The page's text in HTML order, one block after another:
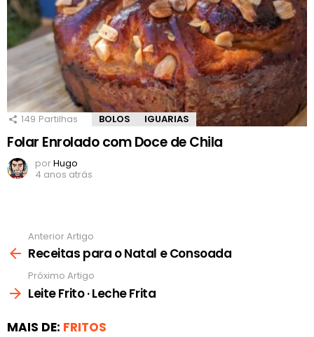
149 Partilhas BOLOS IGUARIAS
Folar Enrolado com Doce de Chila
porHugo
4 anos atrás
mais
Anterior Artigo
Receitas para o Natal e Consoada
Próximo Artigo
Leite Frito · Leche Frita
MAIS DE: FRITOS